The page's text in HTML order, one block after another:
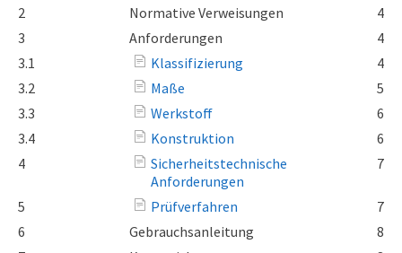
2
Normative Verweisungen
4
3
Anforderungen
4
3.1
Klassifizierung
4
3.2
Maße
5
3.3
Werkstoff
6
3.4
Konstruktion
6
4
Sicherheitstechnische
Anforderungen
7
5 Prüfverfahren
7
6
Gebrauchsanleitung
8